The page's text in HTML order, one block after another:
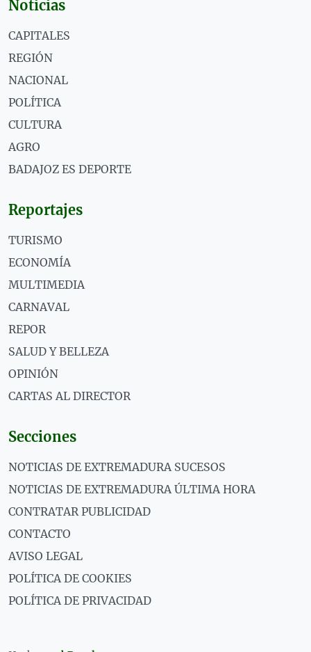
Noticias
CAPITALES
REGIÓN
NACIONAL
POLÍTICA
CULTURA
AGRO
BADAJOZ ES DEPORTE
Reportajes
TURISMO
ECONOMÍA
MULTIMEDIA
CARNAVAL
REPOR
SALUD Y BELLEZA
OPINIÓN
CARTAS AL DIRECTOR
Secciones
NOTICIAS DE EXTREMADURA SUCESOS
NOTICIAS DE EXTREMADURA ÚLTIMA HORA
CONTRATAR PUBLICIDAD
CONTACTO
AVISO LEGAL
POLÍTICA DE COOKIES
POLÍTICA DE PRIVACIDAD